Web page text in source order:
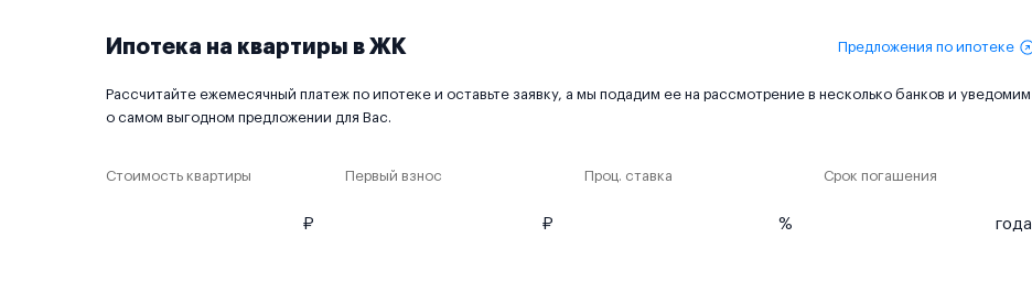
Ипотека на квартиры в ЖК Предложения по ипотеке
Рассчитайте ежемесячный платеж по ипотеке и оставьте заявку, а мы подадим ее на рассмотрение в несколько банков и уведомим
о самом выгодном предложении для Вас.
Стоимость квартиры
₽
Первый взнос
₽
Проц. ставка
%
Срок погашения
года